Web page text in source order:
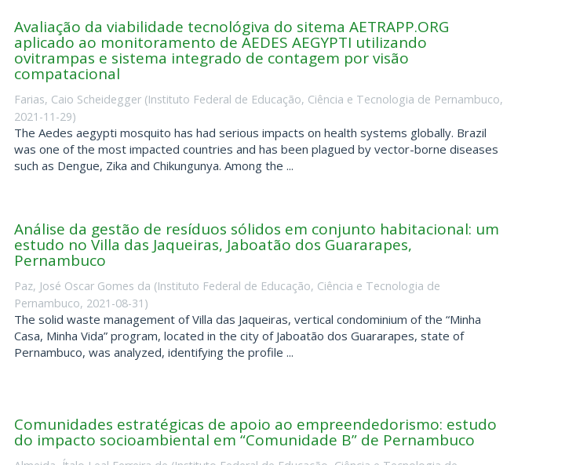
Avaliação da viabilidade tecnológiva do sitema AETRAPP.ORG
aplicado ao monitoramento de AEDES AEGYPTI utilizando
ovitrampas e sistema integrado de contagem por visão
compatacional
Farias, Caio Scheidegger (Instituto Federal de Educação, Ciência e Tecnologia de Pernambuco,
2021-11-29)
The Aedes aegypti mosquito has had serious impacts on health systems globally. Brazil
was one of the most impacted countries and has been plagued by vector-borne diseases
such as Dengue, Zika and Chikungunya. Among the ...
Análise da gestão de resíduos sólidos em conjunto habitacional: um
estudo no Villa das Jaqueiras, Jaboatão dos Guararapes,
Pernambuco
Paz, José Oscar Gomes da (Instituto Federal de Educação, Ciência e Tecnologia de
Pernambuco, 2021-08-31 )
The solid waste management of Villa das Jaqueiras, vertical condominium of the “Minha
Casa, Minha Vida” program, located in the city of Jaboatão dos Guararapes, state of
Pernambuco, was analyzed, identifying the profile ...
Comunidades estratégicas de apoio ao empreendedorismo: estudo
do impacto socioambiental em “Comunidade B” de Pernambuco